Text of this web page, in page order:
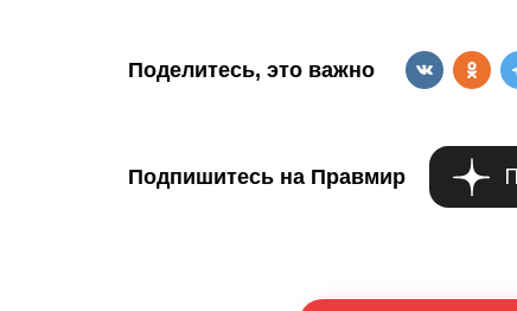
Поделитесь, это важно
Подпишитесь на Правмир